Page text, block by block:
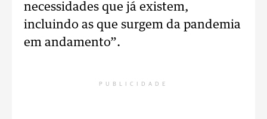
necessidades que já existem,
incluindo as que surgem da pandemia
em andamento”.
PUBLICIDADE